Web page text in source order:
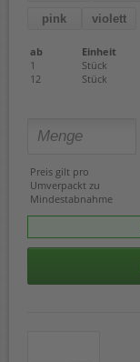
pink violett
ab Einheit
1
Stück
12
Stück
Preis gilt pro
Umverpackt zu
Mindestabnahme